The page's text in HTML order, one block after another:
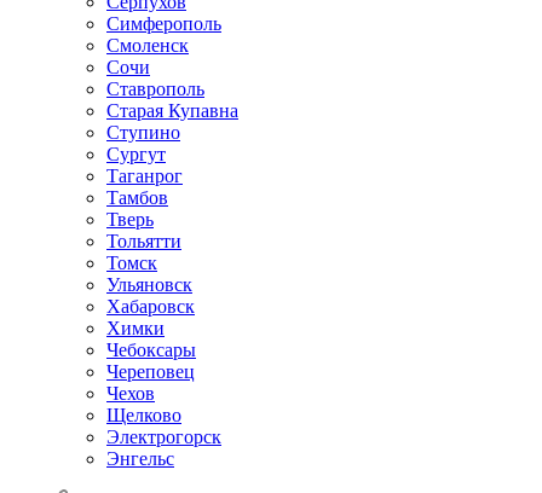
Симферополь
Смоленск
Сочи
Ставрополь
Старая Купавна
Ступино
Сургут
Таганрог
Тамбов
Тверь
Тольятти
Томск
Ульяновск
Хабаровск
Химки
Чебоксары
Череповец
Чехов
Щелково
Электрогорск
Энгельс